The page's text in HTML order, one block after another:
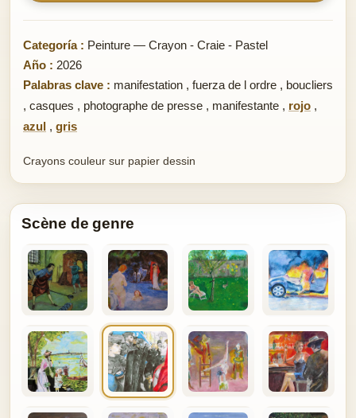
Categoría : Peinture — Crayon - Craie - Pastel
Año : 2026
Palabras clave : manifestation , fuerza de l ordre , boucliers
, casques , photographe de presse , manifestante , rojo ,
azul , gris
Crayons couleur sur papier dessin
Scène de genre